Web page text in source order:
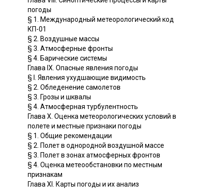
погоды
§ 1. Международный метеорологический код
КП-01
§ 2. Воздушные массы
§ 3. Атмосферные фронты
§ 4. Барические системы
Глава IX. Опасные явления погоды
§ I. Явления ухудшающие видимость
§ 2. Обледенение самолетов
§ 3. Грозы и шквалы
§ 4. Атмосферная турбулентность
Глава X. Оценка метеорологических условий в
полете и местные признаки погоды
§ 1. Общие рекомендации
§ 2. Полет в однородной воздушной массе
§ 3. Полет в зонах атмосферных фронтов
§ 4. Оценка метеообстановки по местным
признакам
Глава XI. Карты погоды и их анализ